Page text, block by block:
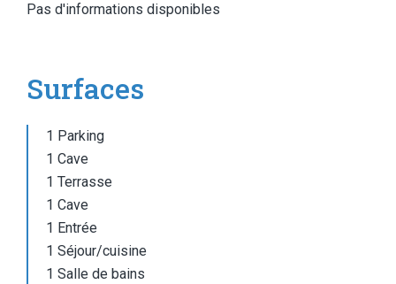
Pas d'informations disponibles
Surfaces
1 Parking
1 Cave
1 Terrasse
1 Cave
1 Entrée
1 Séjour/cuisine
1 Salle de bains